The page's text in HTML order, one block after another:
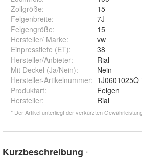
Zollgröße:
15
Felgenbreite:
7J
Felgengröße:
15
Hersteller/ Marke:
vw
Einpresstiefe (ET):
38
Hersteller/Anbieter:
Rial
Mit Deckel (Ja/Nein):
Nein
Hersteller-Artikelnummer: 1J0601025Q
Produktart:
Felgen
Hersteller: Rial
* Der Artikel unterliegt der verkürzten
Kurzbeschreibung *